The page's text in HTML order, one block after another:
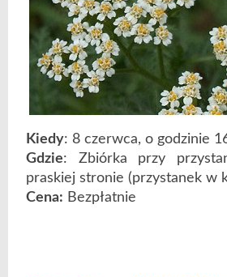
Kiedy: 8 czerwca, o godzinie
Gdzie: Zbiórka przy
praskiej stronie (przystanek w
Cena: Bezpłatnie